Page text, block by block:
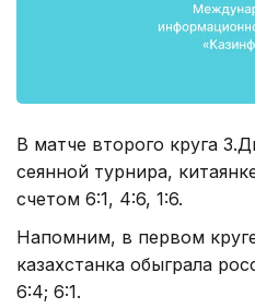
В матче второго круга
сеянной турнира,
счетом 6:1, 4:6, 1:6.
Напомним, в первом
казахстанка обыграла
6:4; 6:1.